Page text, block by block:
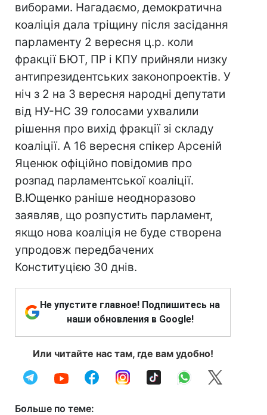
виборами. Нагадаємо, демократична
коаліція дала тріщину після засідання
парламенту 2 вересня ц.р. коли
фракції БЮТ, ПР і КПУ прийняли низку
антипрезидентських законопроектів. У
ніч з 2 на 3 вересня народні депутати
від НУ-НС 39 голосами ухвалили
рішення про вихід фракції зі складу
коаліції. А 16 вересня спікер Арсеній
Яценюк офіційно повідомив про
розпад парламентської коаліції.
В.Ющенко раніше неодноразово
заявляв, що розпустить парламент,
якщо нова коаліція не буде створена
упродовж передбачених
Конституцією 30 днів.
Не упустите главное! Подпишитесь на
наши обновления в Google!
Или читайте нас там, где вам удобно!
Больше по теме: